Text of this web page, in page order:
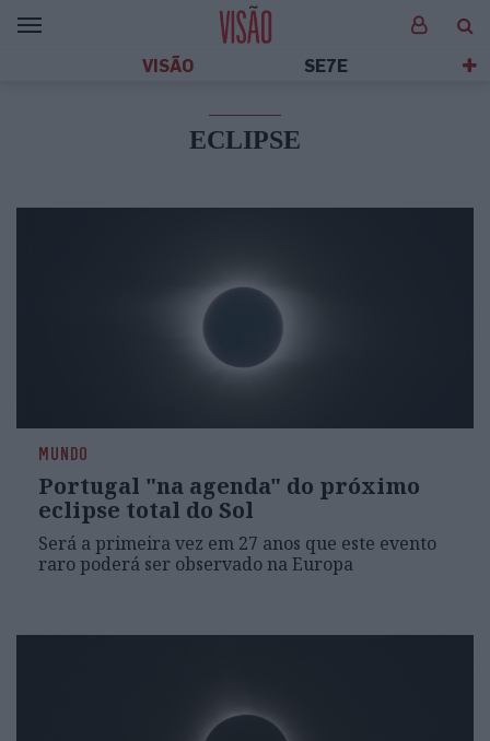
VISÃO SE7E
ECLIPSE
MUNDO
Portugal "na agenda" do próximo
eclipse total do Sol
Será a primeira vez em 27 anos que este evento
raro poderá ser observado na Europa